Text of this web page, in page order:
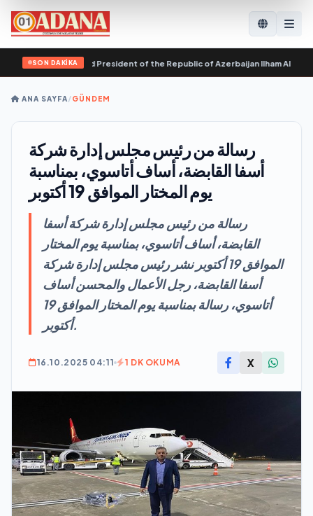
SON DAKİKA
called President of the Republic of Azerbaijan Ilham Aliyev•
ANA SAYFA/GÜNDEM
رسالة من رئيس مجلس إدارة شركة
أسفا القابضة، أساف أتاسوي، بمناسبة
يوم المختار الموافق 19 أكتوبر
رسالة من رئيس مجلس إدارة شركة أسفا
القابضة، أساف أتاسوي، بمناسبة يوم المختار
الموافق 19 أكتوبر نشر رئيس مجلس إدارة شركة
أسفا القابضة، رجل الأعمال والمحسن أساف
أتاسوي، رسالة بمناسبة يوم المختار الموافق 19
أكتوبر.
16.10.2025 04:11 1 DK OKUMA X